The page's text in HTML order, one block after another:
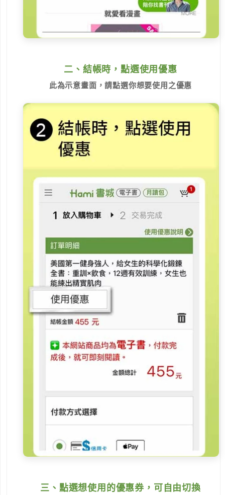
二、結帳時，點選使用優惠
此為示意畫面，請點選你想要使用之優惠
三、點選想使用的優惠券，可自由切換